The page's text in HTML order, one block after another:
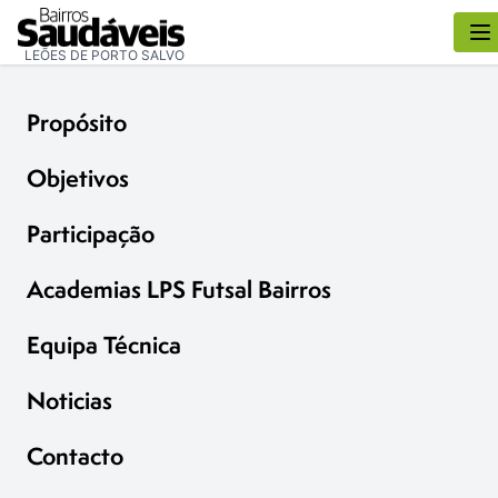
LEÕES DE PORTO SALVO
Propósito
Objetivos
Participação
Academias LPS Futsal Bairros
Equipa Técnica
Noticias
Contacto